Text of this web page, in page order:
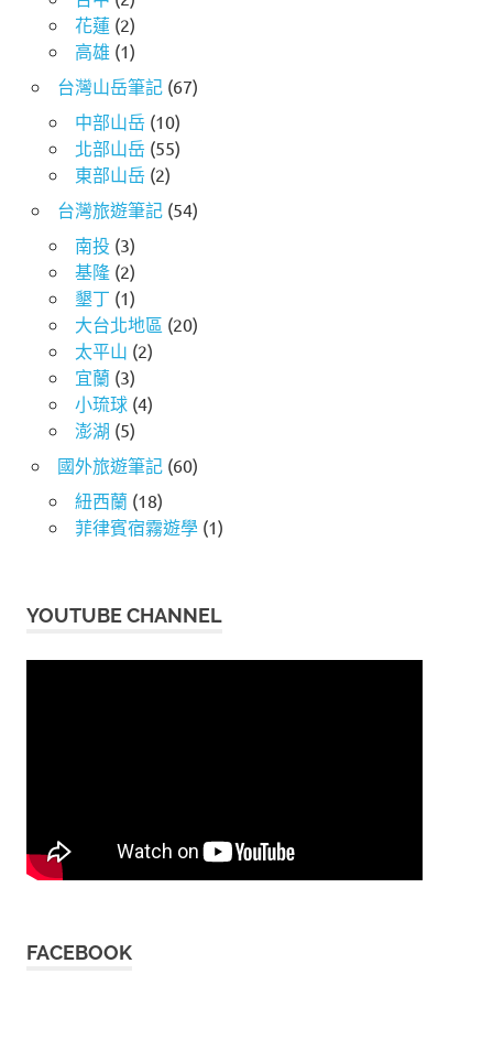
花蓮(2)
高雄 (1)
台灣山岳筆記 (67)
中部山岳(10)
北部山岳(55)
東部山岳(2)
台灣旅遊筆記 (54)
南投 (3)
基隆(2)
墾丁 (1)
大台北地區 (20)
太平山 (2)
宜蘭(3)
小琉球(4)
澎湖 (5)
國外旅遊筆記 (60)
紐西蘭(18)
菲律賓宿霧遊學(1)
YOUTUBE CHANNEL
FACEBOOK